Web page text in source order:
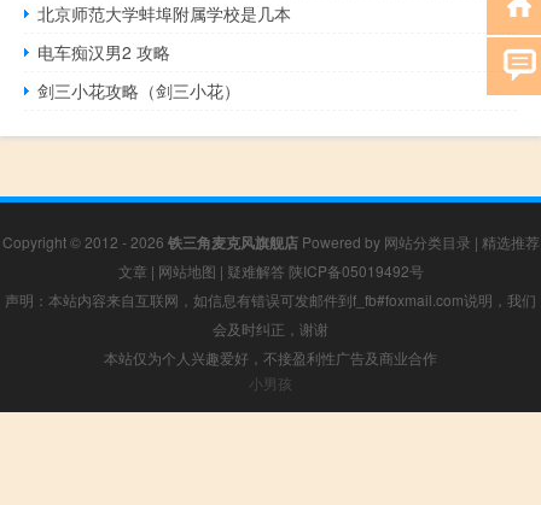
北京师范大学蚌埠附属学校是几本
电车痴汉男2 攻略
剑三小花攻略（剑三小花）
Copyright © 2012 - 2026 铁三角麦克风旗舰店Powered by 网站分类目录 | 精选推荐
文章 | 网站地图 | 疑难解答 陕ICP备05019492号
声明：本站内容来自互联网，如信息有错误可发邮件到f_fb#foxmail.com说明，我们
会及时纠正，谢谢
本站仅为个人兴趣爱好，不接盈利性广告及商业合作
小男孩